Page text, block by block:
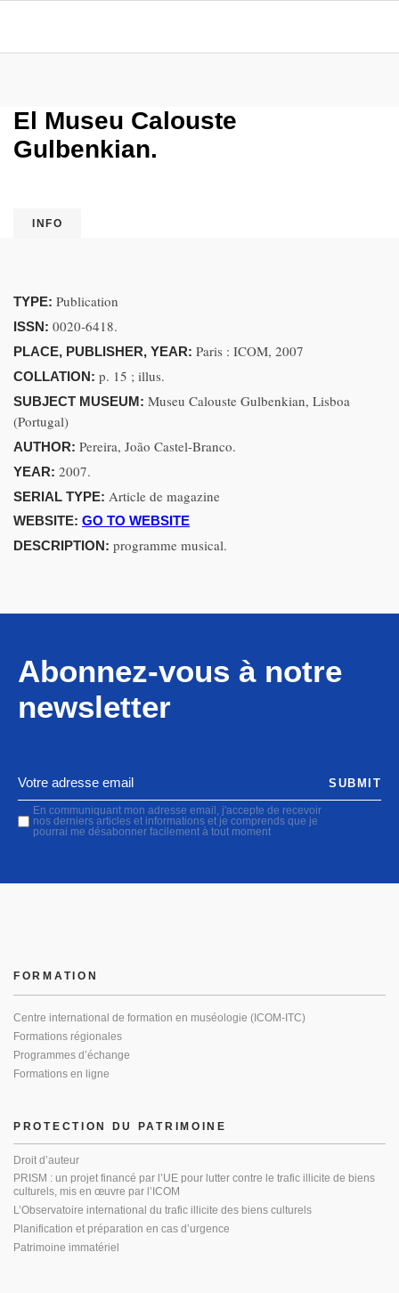
El Museu Calouste
Gulbenkian.
INFO
TYPE: Publication
ISSN: 0020-6418.
PLACE, PUBLISHER, YEAR: Paris : ICOM, 2007
COLLATION: p. 15 ; illus.
SUBJECT MUSEUM: Museu Calouste Gulbenkian, Lisboa
(Portugal)
AUTHOR: Pereira, João Castel-Branco.
YEAR: 2007.
SERIAL TYPE: Article de magazine
WEBSITE: GO TO WEBSITE
DESCRIPTION: programme musical.
Abonnez-vous à notre
newsletter
En communiquant mon adresse email, j'accepte de recevoir
nos derniers articles et informations et je comprends que je
pourrai me désabonner facilement à tout moment
SUBMIT
PROTECTION DU PATRIMOINE
Droit d’auteur
PRISM : un projet financé par l’UE pour lutter contre le trafic illicite de biens
culturels, mis en œuvre par l’ICOM
L’Observatoire international du trafic illicite des biens culturels
Planification et préparation en cas d’urgence
Patrimoine immatériel
FORMATION
Centre international de formation en muséologie (ICOM-ITC)
Formations régionales
Programmes d’échange
Formations en ligne